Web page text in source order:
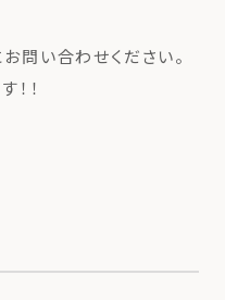
問い合わせください。
！